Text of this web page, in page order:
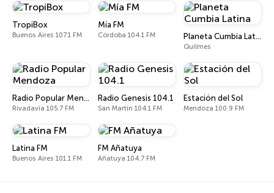
TropiBox
Buenos Aires 107.1 FM
Mía FM
Córdoba 104.1 FM Planeta Cumbia Latina
Quilmes
Radio Popular Mendoza
Rivadavia 105.7 FM
Radio Genesis 104.1
San Martín 104.1 FM
Estación del Sol
Mendoza 100.9 FM
Latina FM
Buenos Aires 101.1 FM
FM Añatuya
Añatuya 104.7 FM